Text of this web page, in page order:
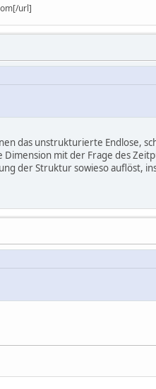
url]
das unstrukturierte Endlose,
mit der Frage des
der Struktur sowieso auflöst,